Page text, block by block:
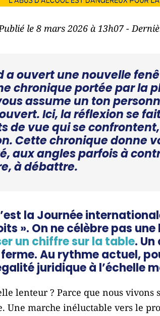
le 8 mars 2026 à 13h07 -
a ouvert une nouvelle
chronique portée par la
assume un ton
Ici, la réflexion se
de vue qui se
Cette chronique donne
aux angles parfois à
à débattre.
la Journée
». On ne célèbre pas
un chiffre sur la table.
ferme. Au rythme actuel,
juridique à l’échelle
lenteur ? Parce que nous
marche inéluctable vers le